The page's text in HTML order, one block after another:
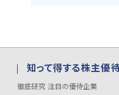
知って得する株主優
徹底研究 注目の優待企業